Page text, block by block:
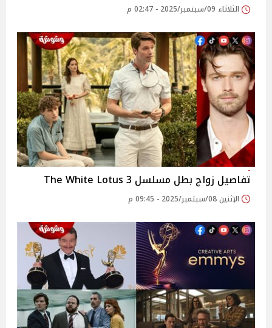
الثلاثاء 09/سبتمبر/2025 - 02:47 م
تفاصيل زواج بطل مسلسل 3 The White Lotus
الإثنين 08/سبتمبر/2025 - 09:45 م